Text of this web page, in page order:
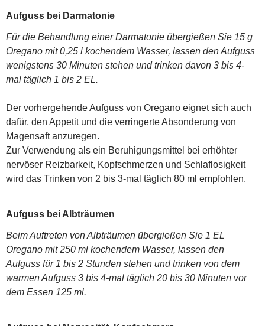
Aufguss bei Darmatonie
Für die Behandlung einer Darmatonie übergießen Sie 15 g
Oregano mit 0,25 l kochendem Wasser, lassen den Aufguss
wenigstens 30 Minuten stehen und trinken davon 3 bis 4-
mal täglich 1 bis 2 EL.
Der vorhergehende Aufguss von Oregano eignet sich auch
dafür, den Appetit und die verringerte Absonderung von
Magensaft anzuregen.
Zur Verwendung als ein Beruhigungsmittel bei erhöhter
nervöser Reizbarkeit, Kopfschmerzen und Schlaflosigkeit
wird das Trinken von 2 bis 3-mal täglich 80 ml empfohlen.
Aufguss bei Albträumen
Beim Auftreten von Albträumen übergießen Sie 1 EL
Oregano mit 250 ml kochendem Wasser, lassen den
Aufguss für 1 bis 2 Stunden stehen und trinken von dem
warmen Aufguss 3 bis 4-mal täglich 20 bis 30 Minuten vor
dem Essen 125 ml.